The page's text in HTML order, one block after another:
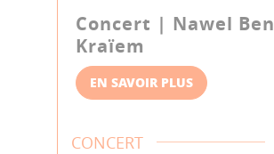
Concert | Nawel Ben
Kraïem
EN SAVOIR PLUS
CONCERT